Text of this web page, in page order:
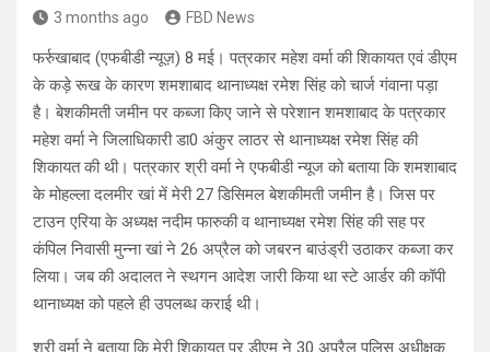
3 months ago FBD News
फर्रुखाबाद (एफबीडी न्यूज़) 8 मई। पत्रकार महेश वर्मा की शिकायत एवं डीएम
के कड़े रूख के कारण शमशाबाद थानाध्यक्ष रमेश सिंह को चार्ज गंवाना पड़ा
है। बेशकीमती जमीन पर कब्जा किए जाने से परेशान शमशाबाद के पत्रकार
महेश वर्मा ने जिलाधिकारी डा0 अंकुर लाठर से थानाध्यक्ष रमेश सिंह की
शिकायत की थी। पत्रकार श्री वर्मा ने एफबीडी न्यूज को बताया कि शमशाबाद
के मोहल्ला दलमीर खां में मेरी 27 डिसिमल बेशकीमती जमीन है। जिस पर
टाउन एरिया के अध्यक्ष नदीम फारुकी व थानाध्यक्ष रमेश सिंह की सह पर
कंपिल निवासी मुन्ना खां ने 26 अप्रैल को जबरन बाउंड्री उठाकर कब्जा कर
लिया। जब की अदालत ने स्थगन आदेश जारी किया था स्टे आर्डर की कॉपी
थानाध्यक्ष को पहले ही उपलब्ध कराई थी।
श्री वर्मा ने बताया कि मेरी शिकायत पर डीएम ने 30 अप्रैल पुलिस अधीक्षक